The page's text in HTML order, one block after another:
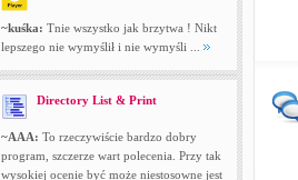
~kuśka: Tnie wszystko jak brzytwa ! Nikt
lepszego nie wymyślił i nie wymyśli ...
Directory List & Print
~AAA: To rzeczywiście bardzo dobry
program, szczerze wart polecenia. Przy tak
wysokiej ocenie być może niestosowne jest